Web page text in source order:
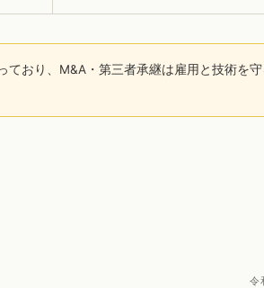
ており、M&A・第三者承継は雇用と技術を
令